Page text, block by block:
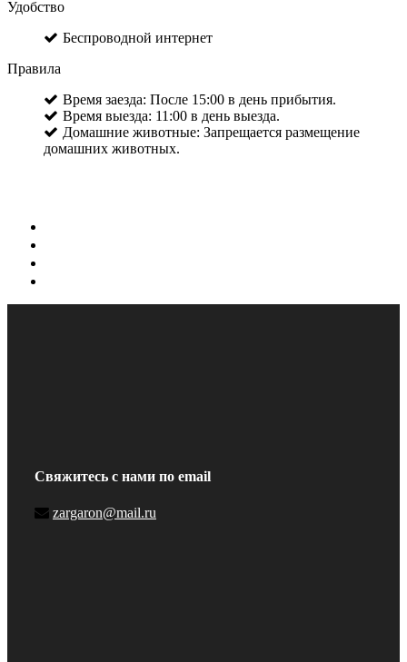
Удобство
Беспроводной интернет
Правила
Время заезда: После 15:00 в день прибытия.
Время выезда: 11:00 в день выезда.
Домашние животные: Запрещается размещение
домашних животных.
Свяжитесь с нами по email
zargaron@mail.ru